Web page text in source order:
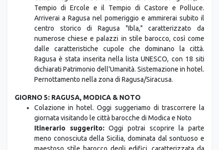
centro storico di Ragusa "Ibla," caratterizzato da
numerose chiese e palazzi in stile barocco, così come
dalle caratteristiche cupole che dominano la città.
Ragusa è stata inserita nella lista UNESCO, con 18 siti
dichiarati Patrimonio dell'Umanità. Sistemazione in hotel.
Pernottamento nella zona di Ragusa/Siracusa.
GIORNO 5: RAGUSA, MODICA & NOTO
Colazione in hotel. Oggi suggeriamo di trascorrere la
giornata visitando le città barocche di Modica e Noto
Itinerario suggerito:Oggi potrai scoprire la parte
meno conosciuta della Sicilia, dominata dal sontuoso e
maestoso stile barocco degli edifici, caratterizzata da
numerosi siti UNESCO e conosciuta anche per la serie
TV "Il Commissario Montalbano." Inizia la visita dal